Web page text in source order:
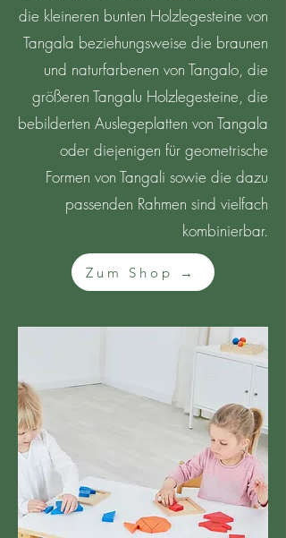
die kleineren bunten Holzlegesteine von
Tangala beziehungsweise die braunen
und naturfarbenen von Tangalo, die
größeren Tangalu Holzlegesteine, die
bebilderten Auslegeplatten von Tangala
oder diejenigen für geometrische
Formen von Tangali sowie die dazu
passenden Rahmen sind vielfach
kombinierbar.
Zum Shop →